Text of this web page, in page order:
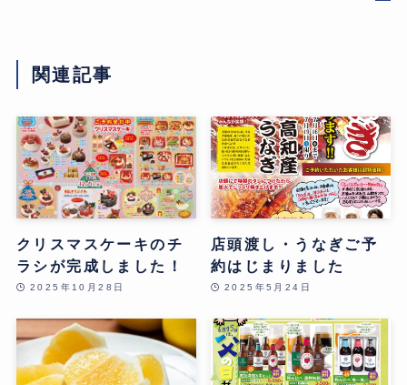
関連記事
クリスマスケーキのチ
ラシが完成しました！
2025年10月28日
店頭渡し・うなぎご予
約はじまりました
2025年5月24日